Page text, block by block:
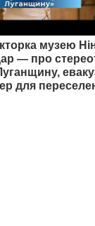
музею
— про
для